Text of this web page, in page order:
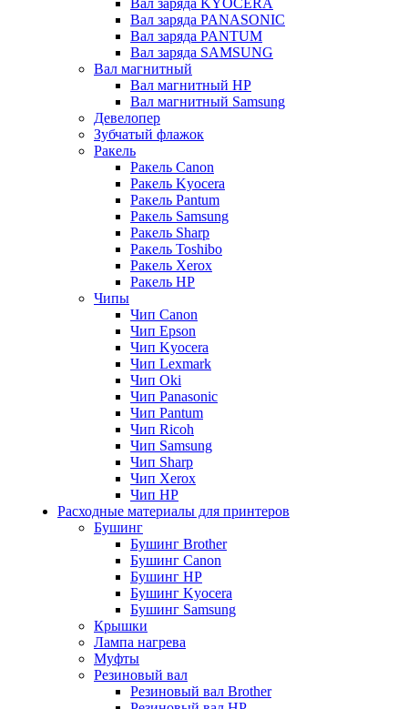
Вал заряда KYOCERA
Вал заряда PANASONIC
Вал заряда PANTUM
Вал заряда SAMSUNG
Вал магнитный
Вал магнитный HP
Вал магнитный Samsung
Девелопер
Зубчатый флажок
Ракель
Ракель Canon
Ракель Kyocera
Ракель Pantum
Ракель Samsung
Ракель Sharp
Ракель Toshibo
Ракель Xerox
Ракель НР
Чипы
Чип Canon
Чип Epson
Чип Kyocera
Чип Lexmark
Чип Oki
Чип Panasonic
Чип Pantum
Чип Ricoh
Чип Samsung
Чип Sharp
Чип Xerox
Чип НР
Расходные материалы для принтеров
Бушинг
Бушинг Brother
Бушинг Canon
Бушинг HP
Бушинг Kyocera
Бушинг Samsung
Крышки
Лампа нагрева
Муфты
Резиновый вал
Резиновый вал Brother